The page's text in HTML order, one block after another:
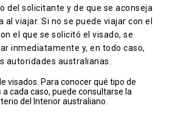
del solicitante y de que se aconseja
al viajar. Si no se puede viajar con el
el que se solicitó el visado, se
inmediatamente y, en todo caso,
autoridades australianas.
visados. Para conocer qué tipo de
cada caso, puede consultarse la
del Interior australiano.